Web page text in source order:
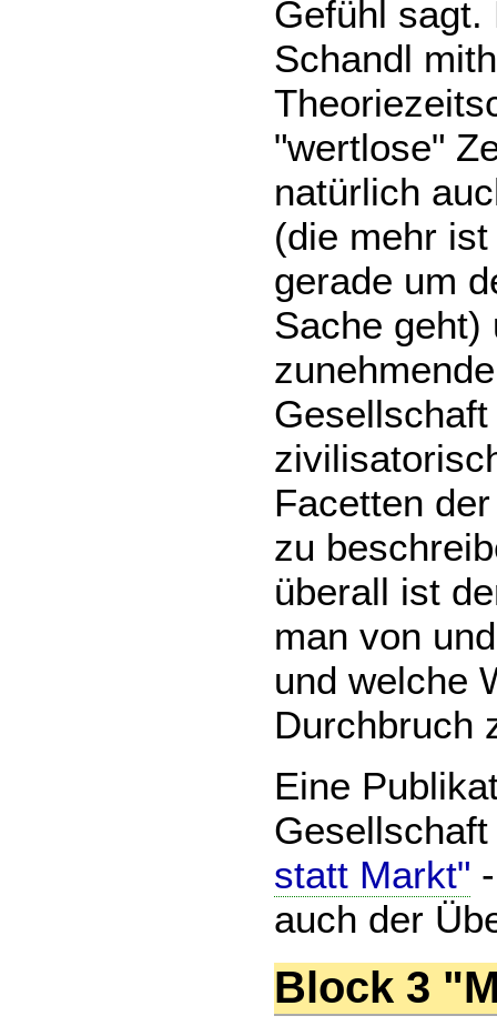
Gefühl sagt.
Schandl
"wertlose"
natürlich
(die mehr
gerade um
Sache geht)
Facetten
zu
überall ist
man von
und welche
Durchbruch
Eine
statt Markt"
auch der
Block 3